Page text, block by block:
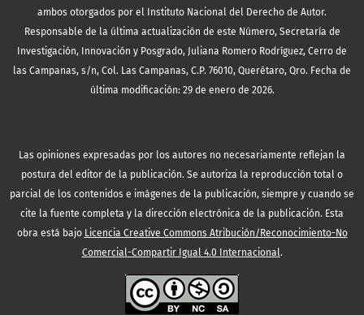
ambos otorgados por el Instituto Nacional del Derecho de Autor.
Responsable de la última actualización de este Número, Secretaría de
Investigación, Innovación y Posgrado, Juliana Romero Rodríguez, Cerro de
las Campanas, s/n, Col. Las Campanas, C.P. 76010, Querétaro, Qro. Fecha de
última modificación: 29 de enero de 2026.
Las opiniones expresadas por los autores no necesariamente reflejan la
postura del editor de la publicación. Se autoriza la reproducción total o
parcial de los contenidos e imágenes de la publicación, siempre y cuando se
cite la fuente completa y la dirección electrónica de la publicación. Esta
obra está bajo Licencia Creative Commons Atribución/Reconocimiento-No
Comercial-Compartir Igual 4.0 Internacional.